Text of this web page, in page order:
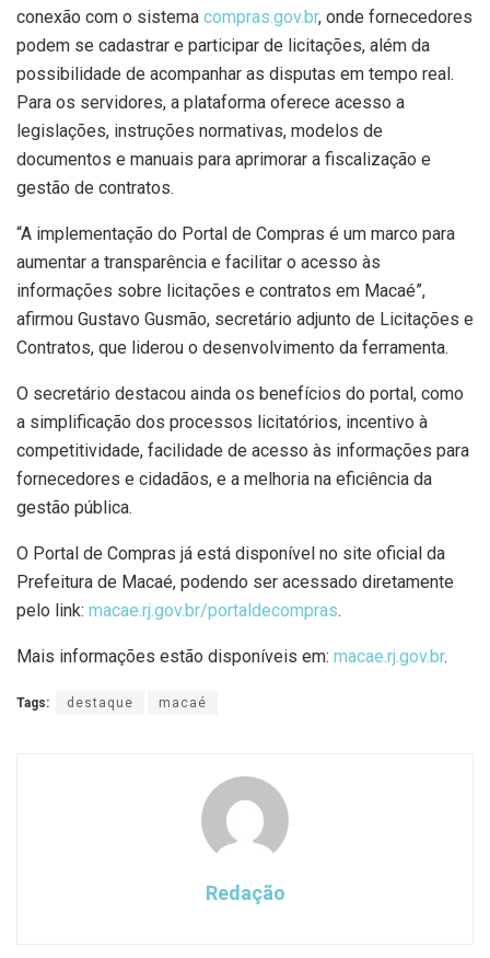
conexão com o sistema compras.gov.br, onde fornecedores
podem se cadastrar e participar de licitações, além da
possibilidade de acompanhar as disputas em tempo real.
Para os servidores, a plataforma oferece acesso a
legislações, instruções normativas, modelos de
documentos e manuais para aprimorar a fiscalização e
gestão de contratos.
“A implementação do Portal de Compras é um marco para
aumentar a transparência e facilitar o acesso às
informações sobre licitações e contratos em Macaé”,
afirmou Gustavo Gusmão, secretário adjunto de Licitações e
Contratos, que liderou o desenvolvimento da ferramenta.
O secretário destacou ainda os benefícios do portal, como
a simplificação dos processos licitatórios, incentivo à
competitividade, facilidade de acesso às informações para
fornecedores e cidadãos, e a melhoria na eficiência da
gestão pública.
O Portal de Compras já está disponível no site oficial da
Prefeitura de Macaé, podendo ser acessado diretamente
pelo link: macae.rj.gov.br/portaldecompras.
Mais informações estão disponíveis em: macae.rj.gov.br.
Tags: destaque macaé
Redação